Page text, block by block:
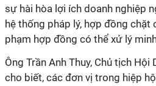
sự hài hòa lợi ích doanh nghiệp
hệ thống pháp lý, hợp đồng chặt
phạm hợp đồng có thể xử lý
Ông Trần Anh Thuy, Chủ tịch Hội
cho biết, các đơn vị trong hiệp